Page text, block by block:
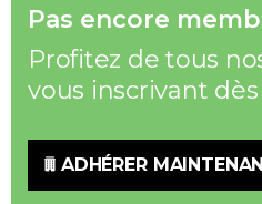
Pas encore
Profitez de tous
vous inscrivant
ADHÉRER